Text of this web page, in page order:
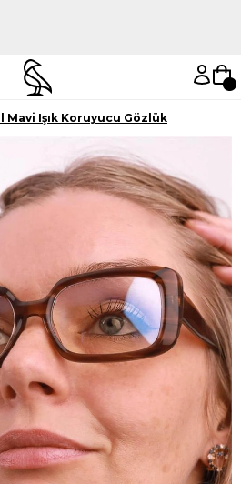
Mavi Işık Koruyucu Gözlük